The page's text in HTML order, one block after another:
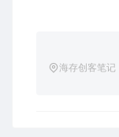
海存创客笔记